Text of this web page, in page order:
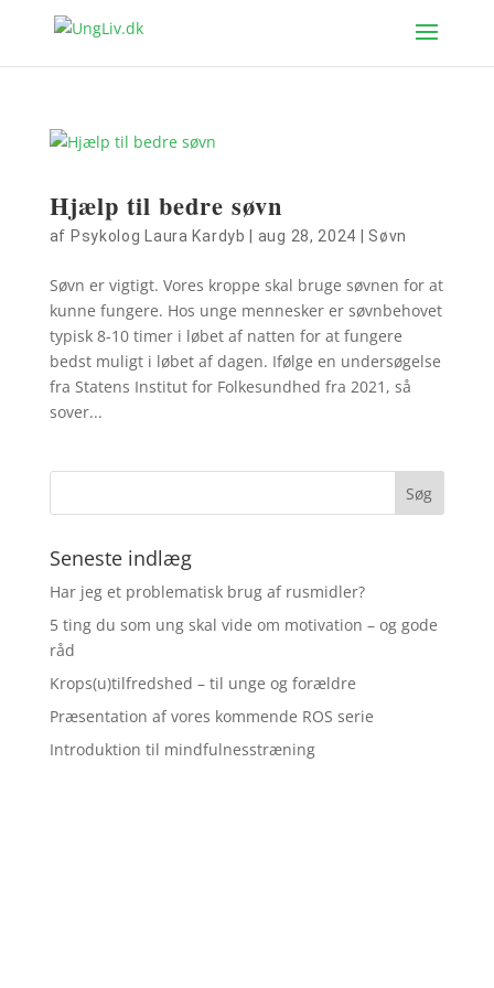
Hjælp til bedre søvn
af Psykolog Laura Kardyb aug 28, 2024 Søvn
Søvn er vigtigt. Vores kroppe skal bruge søvnen for at
kunne fungere. Hos unge mennesker er søvnbehovet
typisk 8-10 timer i løbet af natten for at fungere
bedst muligt i løbet af dagen. Ifølge en undersøgelse
fra Statens Institut for Folkesundhed fra 2021, så
sover...
Seneste indlæg
Har jeg et problematisk brug af rusmidler?
5 ting du som ung skal vide om motivation – og gode
råd
Krops(u)tilfredshed – til unge og forældre
Præsentation af vores kommende ROS serie
Introduktion til mindfulnesstræning